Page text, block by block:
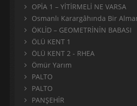
OPİA 1 – YİTİRMELİ NE VARSA
Osmanlı Karargâhında Bir
ÖKLİD – GEOMETRİNİN BABASI
ÖLÜ KENT 1
ÖLÜ KENT 2 - RHEA
Ömür Yarım
PALTO
PALTO
PANŞEHİR